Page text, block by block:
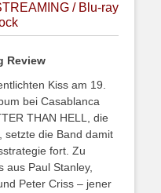
/ Blu-ray
Review
Kiss am 19.
bei Casablanca
THAN HELL, die
setzte die Band damit
fort. Zu
aus Paul Stanley,
Peter Criss – jener